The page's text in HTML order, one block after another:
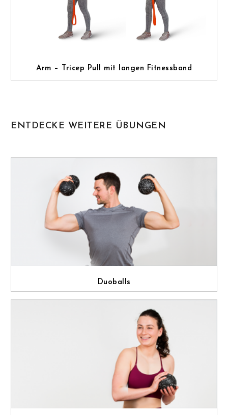
Arm – Tricep Pull mit langen Fitnessband
ENTDECKE WEITERE ÜBUNGEN
Duoballs